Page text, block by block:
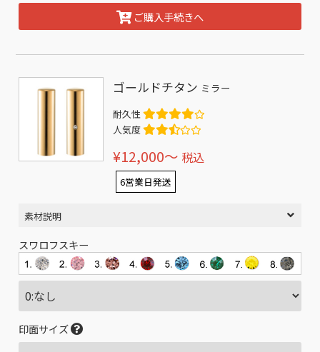
ご購入手続きへ
ゴールドチタン ミラー
耐久性
人気度
¥12,000〜 税込
6営業日発送
素材説明
スワロフスキー
印面サイズ